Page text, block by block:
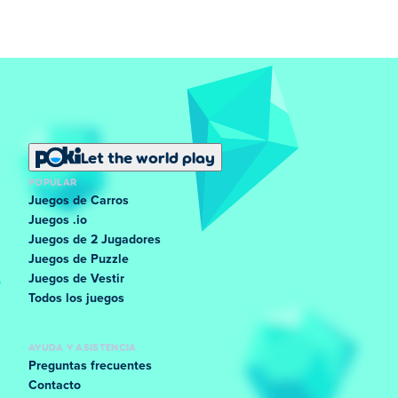
Let the world play
POPULAR
Juegos de Carros
Juegos .io
Juegos de 2 Jugadores
Juegos de Puzzle
Juegos de Vestir
Todos los juegos
AYUDA Y ASISTENCIA
Preguntas frecuentes
Contacto